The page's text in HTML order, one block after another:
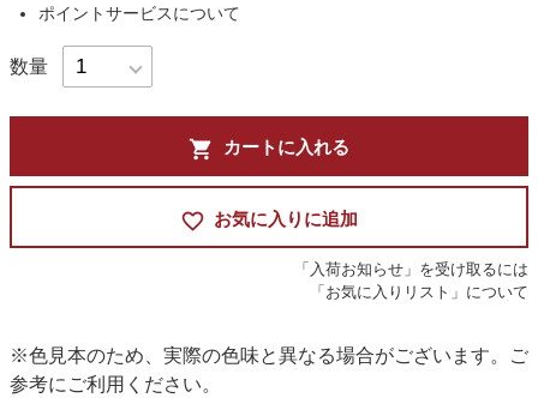
ポイントサービスについて
数量
shopping_cart カートに入れる
favorite_border お気に入りに追加
「入荷お知らせ」を受け取るには
「お気に入りリスト」について
※色見本のため、実際の色味と異なる場合がございます。ご
参考にご利用ください。